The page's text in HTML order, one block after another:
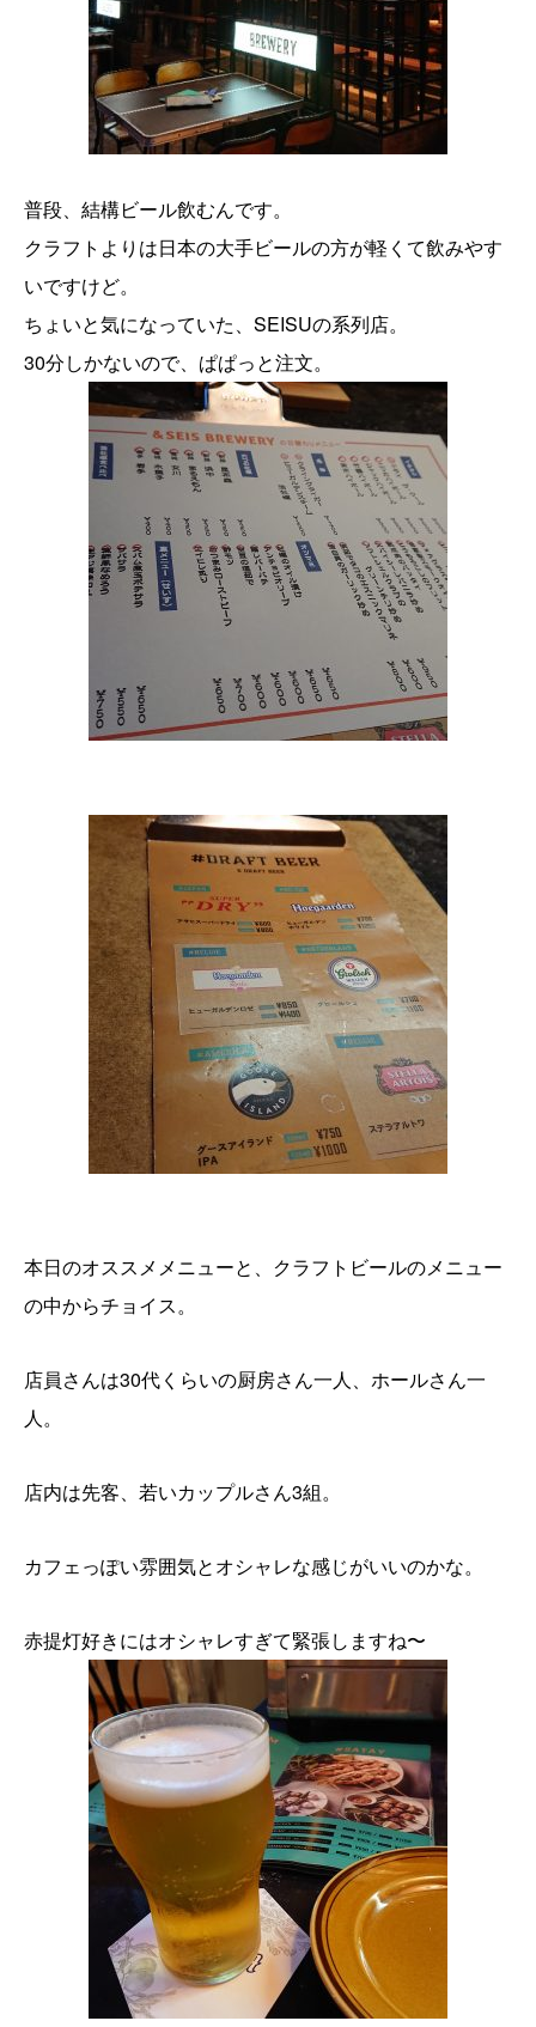
普段、結構ビール飲むんです。
クラフトよりは日本の大手ビールの方が軽くて飲みやす
いですけど。
ちょいと気になっていた、SEISUの系列店。
30分しかないので、ぱぱっと注文。
本日のオススメメニューと、クラフトビールのメニュー
の中からチョイス。
店員さんは30代くらいの厨房さん一人、ホールさん一
人。
店内は先客、若いカップルさん3組。
カフェっぽい雰囲気とオシャレな感じがいいのかな。
赤提灯好きにはオシャレすぎて緊張しますね〜